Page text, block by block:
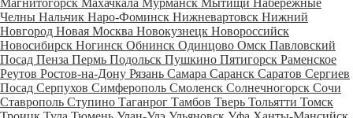
Магнитогорск Махачкала Мурманск Мытищи Набережные
Челны Нальчик Наро-Фоминск Нижневартовск Нижний
Новгород Новая Москва Новокузнецк Новороссийск
Новосибирск Ногинск Обнинск Одинцово Омск Павловский
Посад Пенза Пермь Подольск Пушкино Пятигорск Раменское
Реутов Ростов-на-Дону Рязань Самара Саранск Саратов Сергиев
Посад Серпухов Симферополь Смоленск Солнечногорск Сочи
Ставрополь Ступино Таганрог Тамбов Тверь Тольятти Томск